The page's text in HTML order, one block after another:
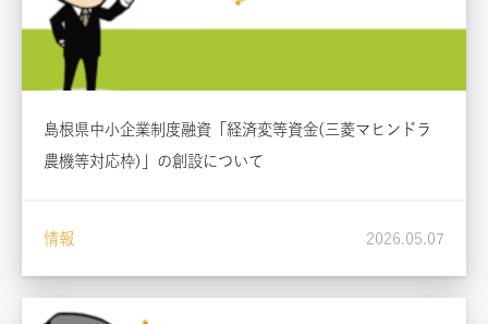
島根県中小企業制度融資「経済変等資金(三菱マヒンドラ
農機等対応枠)」の創設について
情報 2026.05.07